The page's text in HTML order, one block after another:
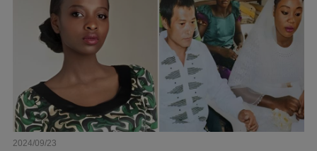
2024/09/23